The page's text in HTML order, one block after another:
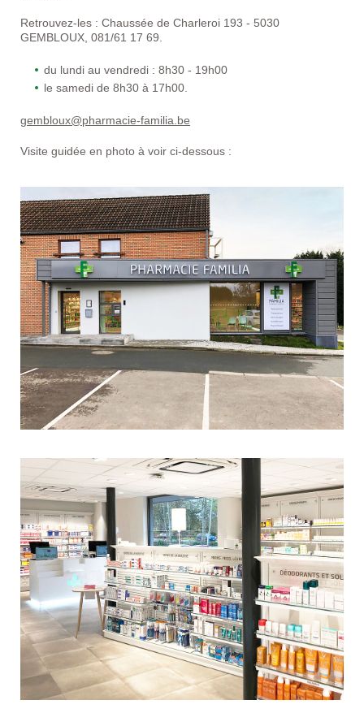
Retrouvez-les : Chaussée de Charleroi 193 - 5030
GEMBLOUX, 081/61 17 69.
du lundi au vendredi : 8h30 - 19h00
le samedi de 8h30 à 17h00.
gembloux@pharmacie-familia.be
Visite guidée en photo à voir ci-dessous :